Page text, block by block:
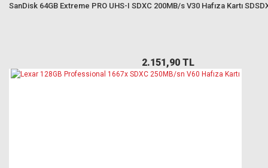
SanDisk 64GB Extreme PRO UHS-I SDXC 200MB/s V30 Hafıza Kartı
2.151,90 TL